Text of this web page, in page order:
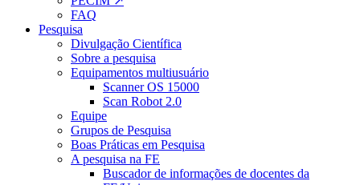
FAQ
Pesquisa
Divulgação Científica
Sobre a pesquisa
Equipamentos multiusuário
Scanner OS 15000
Scan Robot 2.0
Equipe
Grupos de Pesquisa
Boas Práticas em Pesquisa
A pesquisa na FE
Buscador de informações de docentes da